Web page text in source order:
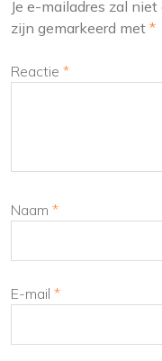
Je e-mailadres zal
zijn gemarkeerd met *
Reactie *
Naam *
E-mail *